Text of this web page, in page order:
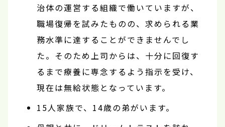
治体の運営する組織で働いていますが、
職場復帰を試みたものの、求められる業
務水準に達することができませんでし
た。そのため上司からは、十分に回復す
るまで療養に専念するよう指示を受け、
現在は無給状態となっています。
15人家族で、14歳の弟がいます。